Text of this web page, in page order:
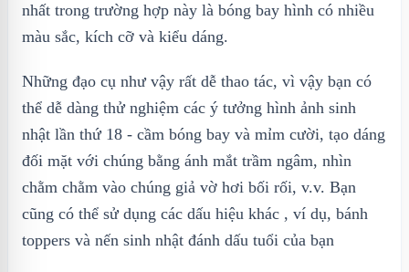
nhất trong trường hợp này là bóng bay hình có nhiều
màu sắc, kích cỡ và kiểu dáng.
Những đạo cụ như vậy rất dễ thao tác, vì vậy bạn có
thể dễ dàng thử nghiệm các ý tưởng hình ảnh sinh
nhật lần thứ 18 - cầm bóng bay và mỉm cười, tạo dáng
đối mặt với chúng bằng ánh mắt trầm ngâm, nhìn
chằm chằm vào chúng giả vờ hơi bối rối, v.v. Bạn
cũng có thể sử dụng các dấu hiệu khác , ví dụ, bánh
toppers và nến sinh nhật đánh dấu tuổi của bạn